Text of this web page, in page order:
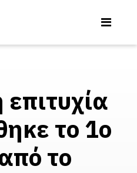
το 1ο
το